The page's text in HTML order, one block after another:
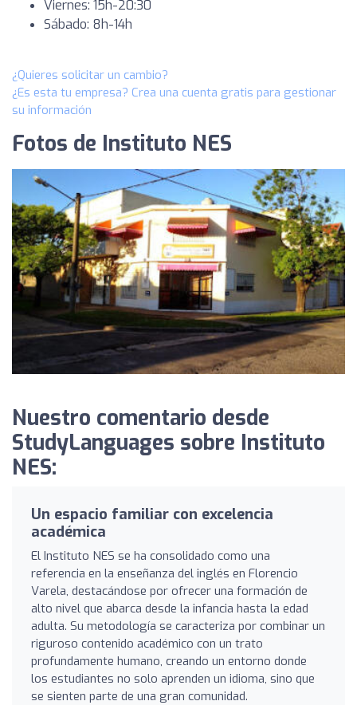
Viernes: 15h-20:30
Sábado: 8h-14h
¿Quieres solicitar un cambio?
¿Es esta tu empresa? Crea una cuenta gratis para gestionar
su información
Fotos de Instituto NES
Nuestro comentario desde
StudyLanguages sobre Instituto
NES:
Un espacio familiar con excelencia
académica
El Instituto NES se ha consolidado como una
referencia en la enseñanza del inglés en Florencio
Varela, destacándose por ofrecer una formación de
alto nivel que abarca desde la infancia hasta la edad
adulta. Su metodología se caracteriza por combinar un
riguroso contenido académico con un trato
profundamente humano, creando un entorno donde
los estudiantes no solo aprenden un idioma, sino que
se sienten parte de una gran comunidad.